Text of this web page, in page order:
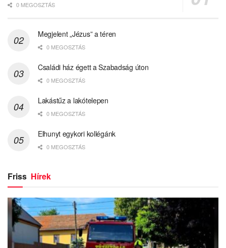
0 MEGOSZTÁS
Megjelent „Jézus” a téren
0 MEGOSZTÁS
Családi ház égett a Szabadság úton
0 MEGOSZTÁS
Lakástűz a lakótelepen
0 MEGOSZTÁS
Elhunyt egykori kollégánk
0 MEGOSZTÁS
Friss Hírek